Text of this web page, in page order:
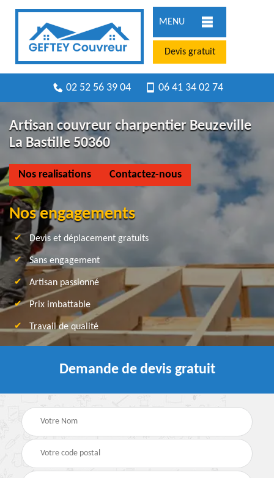
MENU
Devis gratuit
02 52 56 39 04 06 41 34 02 74
Artisan couvreur charpentier Beuzeville
La Bastille 50360
Nos realisations Contactez-nous
Nos engagements
Devis et déplacement gratuits
Sans engagement
Artisan passionné
Prix imbattable
Travail de qualité
Demande de devis gratuit